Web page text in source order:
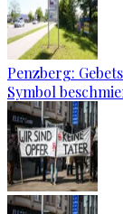
Penzberg:
Symbol